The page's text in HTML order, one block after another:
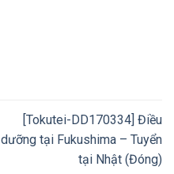
[Tokutei-DD170334] Điều
dưỡng tại Fukushima – Tuyển
tại Nhật (Đóng)